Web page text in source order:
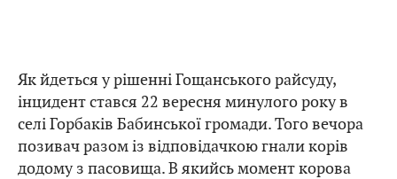
Як йдеться у рішенні Гощанського райсуду,
інцидент стався 22 вересня минулого року в
селі Горбаків Бабинської громади. Того вечора
позивач разом із відповідачкою гнали корів
додому з пасовища. В якийсь момент корова